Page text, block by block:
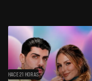
HACE 21 HORAS